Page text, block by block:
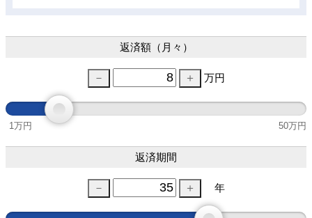
返済額（月々）
万円
1万円 50万円
返済期間
年